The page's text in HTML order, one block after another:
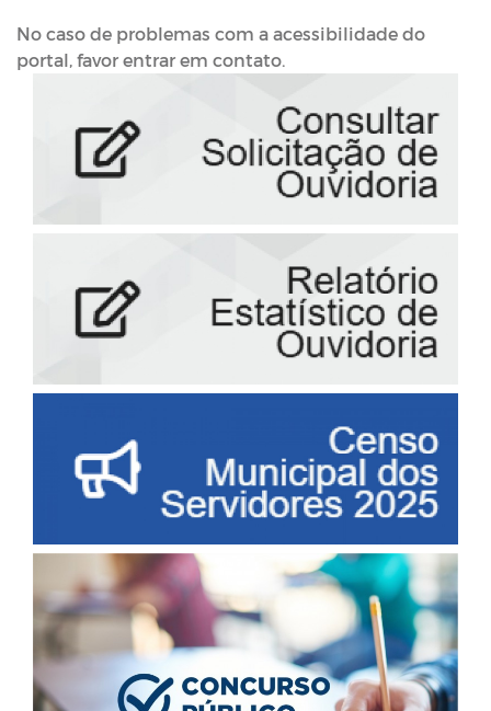
No caso de problemas com a acessibilidade do
portal, favor entrar em contato.